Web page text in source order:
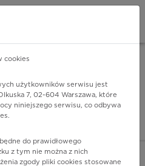
- lider
cookies
użytkowników serwisu jest
7, 02-604 Warszawa, które
niniejszego serwisu, co odbywa
do prawidłowego
z tym nie można z nich
zgody pliki cookies stosowane
Play INSTALUJ